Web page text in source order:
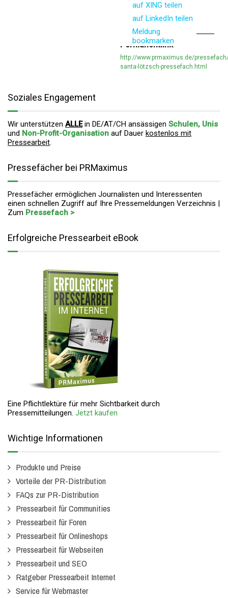
auf XING teilen
auf LinkedIn teilen
Meldung
bookmarken
Permanentlink
http://www.prmaximus.de/
santa-lötzsch-pressefach.html
Soziales Engagement
Wir unterstützen ALLEin DE/AT/CH ansässigen Schulen, Unis
und Non-Profit-Organisation auf Dauer kostenlos mit
Pressearbeit.
Pressefächer bei PRMaximus
Pressefächer ermöglichen Journalisten und Interessenten
einen schnellen Zugriff auf Ihre Pressemeldungen Verzeichnis |
Zum Pressefach >
Erfolgreiche Pressearbeit eBook
Eine Pflichtlektüre für mehr Sichtbarkeit durch
Pressemitteilungen. Jetzt kaufen
Wichtige Informationen
Produkte und Preise
Vorteile der PR-Distribution
FAQs zur PR-Distribution
Pressearbeit für Communities
Pressearbeit für Foren
Pressearbeit für Onlineshops
Pressearbeit für Webseiten
Pressearbeit und SEO
Ratgeber Pressearbeit Internet
Service für Webmaster